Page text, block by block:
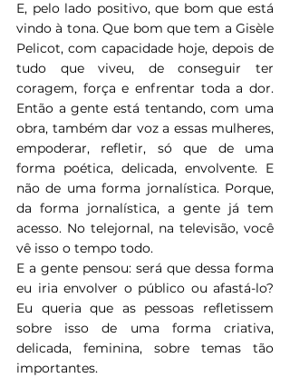
E, pelo lado positivo, que bom que está
vindo à tona. Que bom que tem a Gisèle
Pelicot, com capacidade hoje, depois de
tudo que viveu, de conseguir ter
coragem, força e enfrentar toda a dor.
Então a gente está tentando, com uma
obra, também dar voz a essas mulheres,
empoderar, refletir, só que de uma
forma poética, delicada, envolvente. E
não de uma forma jornalística. Porque,
da forma jornalística, a gente já tem
acesso. No telejornal, na televisão, você
vê isso o tempo todo.
E a gente pensou: será que dessa forma
eu iria envolver o público ou afastá-lo?
Eu queria que as pessoas refletissem
sobre isso de uma forma criativa,
delicada, feminina, sobre temas tão
importantes.